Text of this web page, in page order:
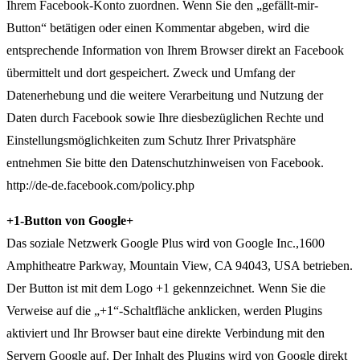
Ihrem Facebook-Konto zuordnen. Wenn Sie den „gefällt-mir-
Button“ betätigen oder einen Kommentar abgeben, wird die
entsprechende Information von Ihrem Browser direkt an Facebook
übermittelt und dort gespeichert. Zweck und Umfang der
Datenerhebung und die weitere Verarbeitung und Nutzung der
Daten durch Facebook sowie Ihre diesbezüglichen Rechte und
Einstellungsmöglichkeiten zum Schutz Ihrer Privatsphäre
entnehmen Sie bitte den Datenschutzhinweisen von Facebook.
http://de-de.facebook.com/policy.php
+1-Button von Google+
Das soziale Netzwerk Google Plus wird von Google Inc.,1600
Amphitheatre Parkway, Mountain View, CA 94043, USA betrieben.
Der Button ist mit dem Logo +1 gekennzeichnet. Wenn Sie die
Verweise auf die „+1“-Schaltfläche anklicken, werden Plugins
aktiviert und Ihr Browser baut eine direkte Verbindung mit den
Servern Google auf. Der Inhalt des Plugins wird von Google direkt